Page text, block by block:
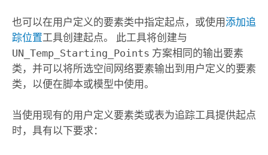
也可以在用户定义的要素类中指定起点，或使用添加追
踪位置工具创建起点。 此工具将创建与
UN_Temp_Starting_Points 方案相同的输出要素
类，并可以将所选空间网络要素输出到用户定义的要素
类，以便在脚本或模型中使用。
当使用现有的用户定义要素类或表为追踪工具提供起点
时，具有以下要求：